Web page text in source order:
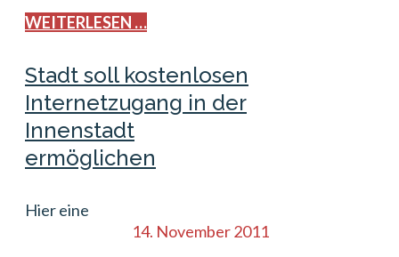
WEITERLESEN …
Stadt soll kostenlosen
Internetzugang in der
Innenstadt
ermöglichen
14. November 2011
Hier eine